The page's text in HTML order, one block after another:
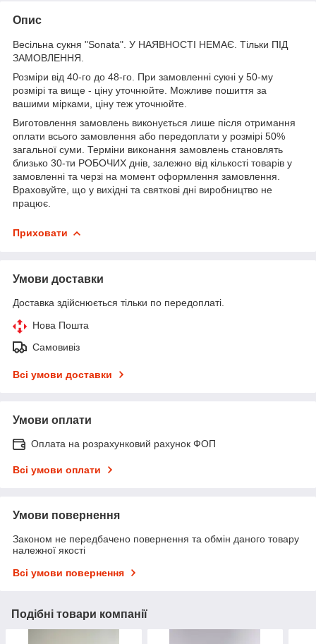
Опис
Весільна сукня "Sonata". У НАЯВНОСТІ НЕМАЄ. Тільки ПІД
ЗАМОВЛЕННЯ.
Розміри від 40-го до 48-го. При замовленні сукні у 50-му
розмірі та вище - ціну уточнюйте. Можливе пошиття за
вашими мірками, ціну теж уточнюйте.
Виготовлення замовлень виконується лише після отримання
оплати всього замовлення або передоплати у розмірі 50%
загальної суми. Терміни виконання замовлень становлять
близько 30-ти РОБОЧИХ днів, залежно від кількості товарів у
замовленні та черзі на момент оформлення замовлення.
Враховуйте, що у вихідні та святкові дні виробництво не
працює.
Приховати
Умови доставки
Доставка здійснюється тільки по передоплаті.
Нова Пошта
Самовивіз
Всі умови доставки
Умови оплати
Оплата на розрахунковий рахунок ФОП
Всі умови оплати
Умови повернення
Законом не передбачено повернення та обмін даного товару
належної якості
Всі умови повернення
Подібні товари компанії